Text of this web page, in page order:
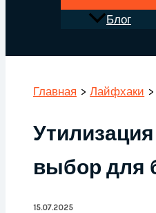
Блог
Главная Лайфхаки
выбор для
15.07.2025